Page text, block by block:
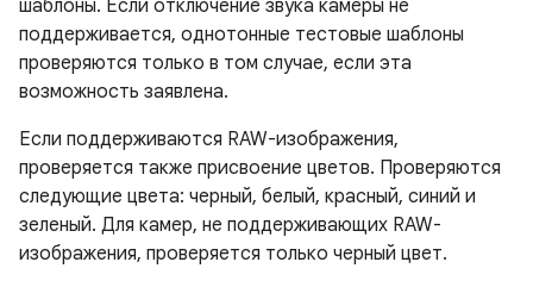
шаблоны. Если отключение звука камеры не
поддерживается, однотонные тестовые шаблоны
проверяются только в том случае, если эта
возможность заявлена.
Если поддерживаются RAW-изображения,
проверяется также присвоение цветов. Проверяются
следующие цвета: черный, белый, красный, синий и
зеленый. Для камер, не поддерживающих RAW-
изображения, проверяется только черный цвет.